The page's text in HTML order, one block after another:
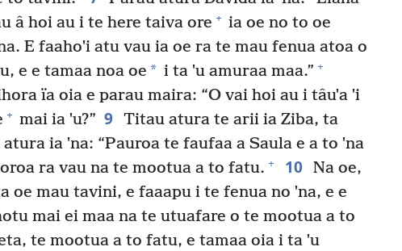
â hoi au i te here taiva ore + ia oe no to oe
E faahoˈi atu vau ia oe ra te mau fenua atoa o
e e tamaa noa oe * i ta ˈu amuraa maa.” +
ïa oia e parau maira: “O vai hoi au i tâuˈa ˈi
+ mai ia ˈu?” 9 Titau atura te arii ia Ziba, ta
ia ˈna: “Pauroa te faufaa a Saula e a to ˈna
ra vau na te mootua a to fatu. + 10 Na oe,
oe mau tavini, e faaapu i te fenua no ˈna, e e
mai ei maa na te utuafare o te mootua a to
te mootua a to fatu, e tamaa oia i ta ˈu